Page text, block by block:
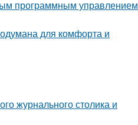
программным управлением
для комфорта и
журнального столика и